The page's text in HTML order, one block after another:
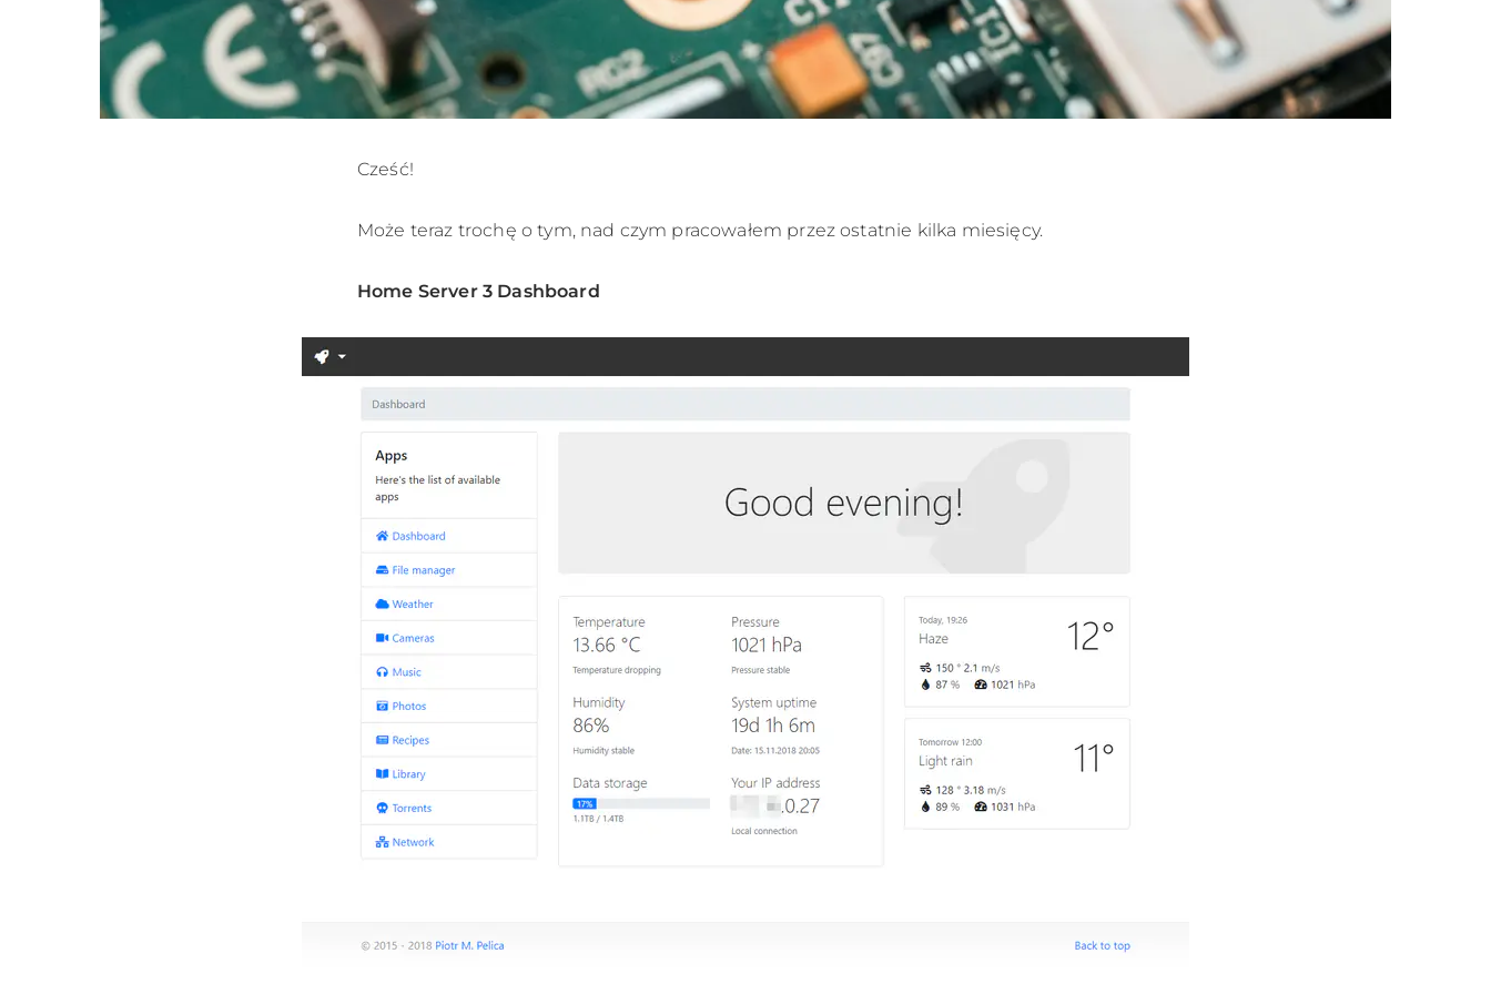
Cześć!
Może teraz trochę o tym, nad czym pracowałem przez ostatnie kilka miesięcy.
Home Server 3 Dashboard